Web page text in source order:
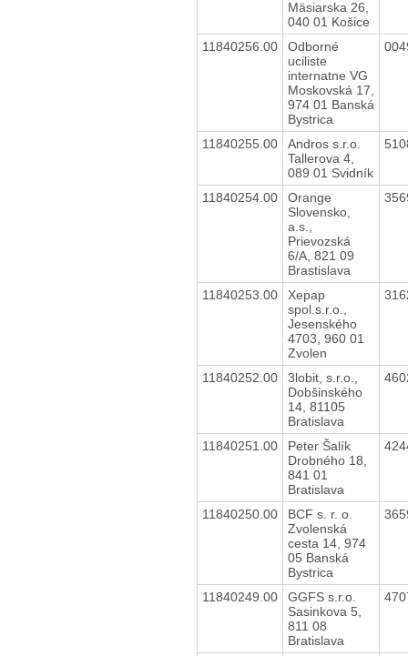
Mäsiarska 26,
040 01 Košice
11840256.00
Odborné
uciliste
internatne VG
Moskovská 17,
974 01 Banská
Bystrica
11840255.00
Andros s.r.o.
Tallerova 4,
089 01 Svidník
11840254.00
Orange
Slovensko,
a.s.,
Prievozská
6/A, 821 09
Brastislava
11840253.00
Xepap
spol.s.r.o.,
Jesenského
4703, 960 01
Zvolen
11840252.00
3lobit, s.r.o.,
Dobšinského
14, 81105
Bratislava
11840251.00
Peter Šalík
Drobného 18,
841 01
Bratislava
11840250.00
BCF s. r. o.
Zvolenská
cesta 14, 974
05 Banská
Bystrica
11840249.00
GGFS s.r.o.
Sasinkova 5,
811 08
Bratislava